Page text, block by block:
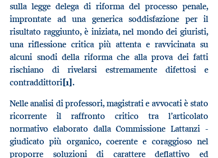
sulla legge delega di riforma del processo penale,
improntate ad una generica soddisfazione per il
risultato raggiunto, è iniziata, nel mondo dei giuristi,
una riflessione critica più attenta e ravvicinata su
alcuni snodi della riforma che alla prova dei fatti
rischiano di rivelarsi estremamente difettosi e
contraddittori[1].
Nelle analisi di professori, magistrati e avvocati è stato
ricorrente il raffronto critico tra l’articolato
normativo elaborato dalla Commissione Lattanzi -
giudicato più organico, coerente e coraggioso nel
proporre soluzioni di carattere deflattivo ed